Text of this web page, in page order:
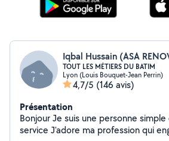
TOUT LES MÉTIERS DU BATIM
Lyon (Louis Bouquet-Jean Perrin)
4,7/5 (146 avis)
Présentation
Bonjour Je suis une personne
service J'adore ma profession qui englobe TOUS les